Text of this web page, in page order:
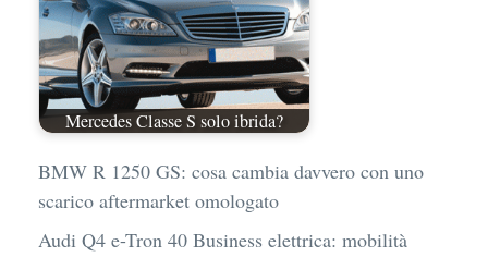
Mercedes Classe S solo ibrida?
BMW R 1250 GS: cosa cambia davvero con uno
scarico aftermarket omologato
Audi Q4 e-Tron 40 Business elettrica: mobilità